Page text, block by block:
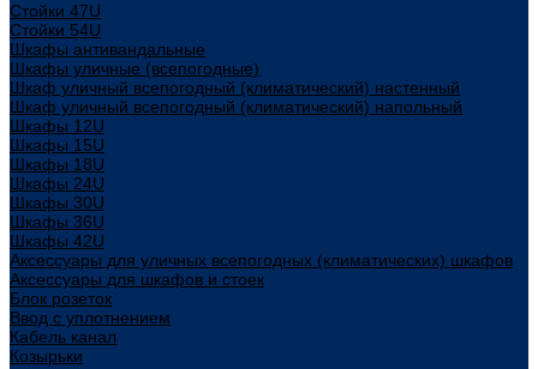
Стойки 47U
Стойки 54U
Шкафы антивандальные
Шкафы уличные (всепогодные)
Шкаф уличный всепогодный (климатический) настенный
Шкаф уличный всепогодный (климатический) напольный
Шкафы 12U
Шкафы 15U
Шкафы 18U
Шкафы 24U
Шкафы 30U
Шкафы 36U
Шкафы 42U
Аксессуары для уличных всепогодных (климатических) шкафов
Аксессуары для шкафов и стоек
Блок розеток
Ввод с уплотнением
Кабель канал
Козырьки